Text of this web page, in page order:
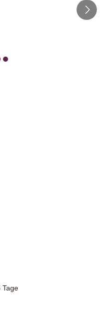
Tage
Wert ein oder benutze die